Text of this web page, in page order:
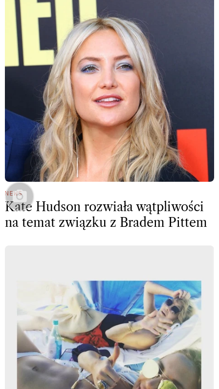
NEWS
Kate Hudson rozwiała wątpliwości
na temat związku z Bradem Pittem